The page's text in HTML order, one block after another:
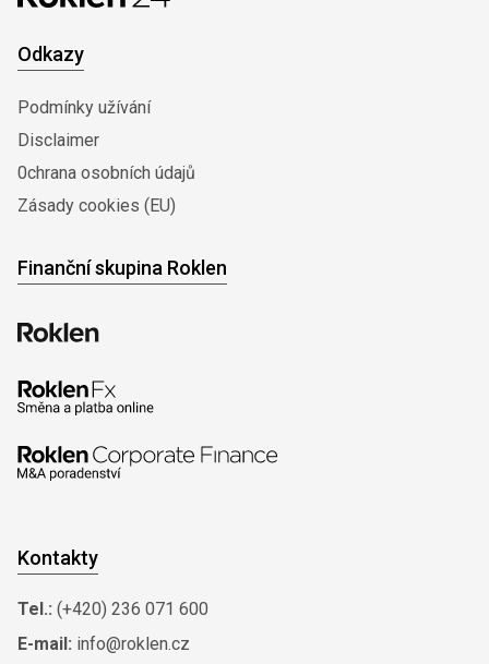
Odkazy
Podmínky užívání
Disclaimer
0chrana osobních údajů
Zásady cookies (EU)
Finanční skupina Roklen
Kontakty
Tel.: (+420) 236 071 600
E-mail: info@roklen.cz